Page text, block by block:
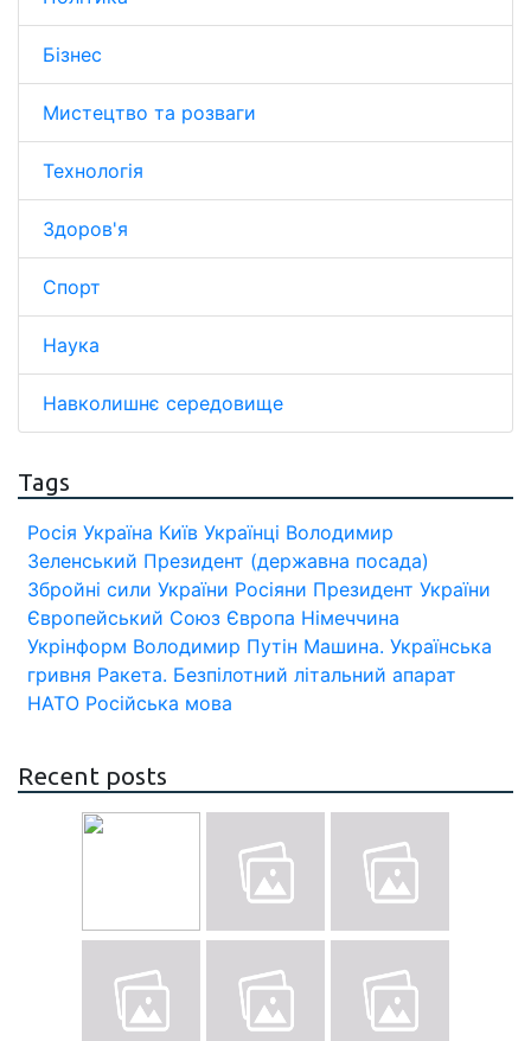
Бізнес
Мистецтво та розваги
Технологія
Здоров'я
Спорт
Наука
Навколишнє середовище
Tags
Росія Україна Київ Українці Володимир
Зеленський Президент (державна посада)
Збройні сили України Росіяни Президент України
Європейський Союз Європа Німеччина
Укрінформ Володимир Путін Машина. Українська
гривня Ракета. Безпілотний літальний апарат
НАТО Російська мова
Recent posts